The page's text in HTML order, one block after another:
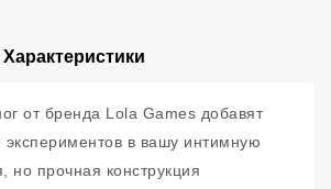
Характеристики
от бренда Lola Games добавят
экспериментов в вашу интимную
но прочная конструкция